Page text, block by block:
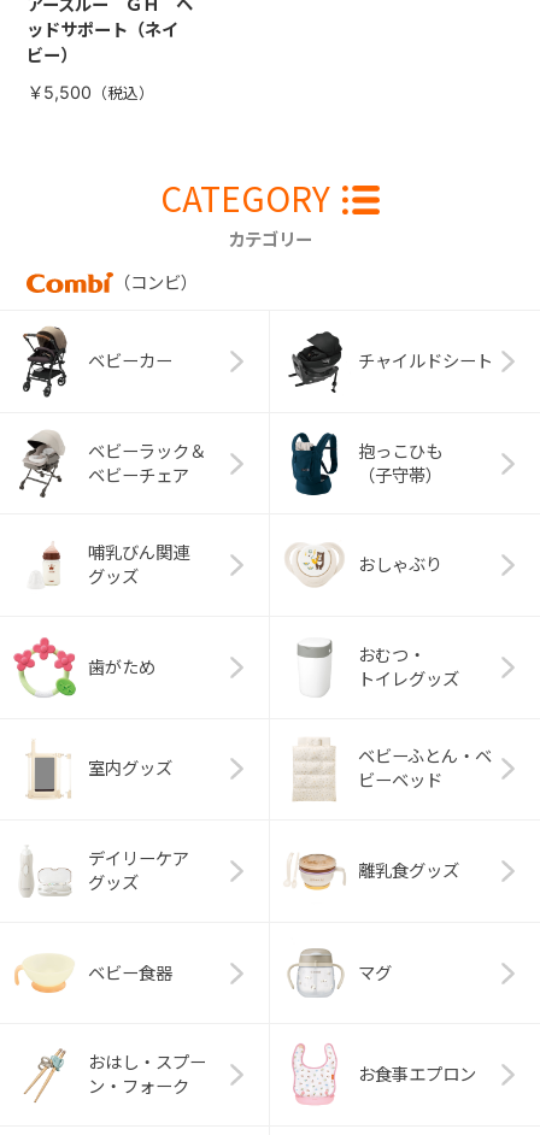
アースルー ＧＨ ヘ
ッドサポート（ネイ
ビー）
￥5,500
CATEGORY
カテゴリー
（コンビ）
ベビーカー チャイルドシート
ベビーラック＆
ベビーチェア
抱っこひも
（子守帯）
哺乳びん関連
グッズ
おしゃぶり
歯がため
おむつ・
トイレグッズ
室内グッズ
ベビーふとん・ベ
ビーベッド
デイリーケア
グッズ
離乳食グッズ
ベビー食器 マグ
おはし・スプー
ン・フォーク
お食事エプロン